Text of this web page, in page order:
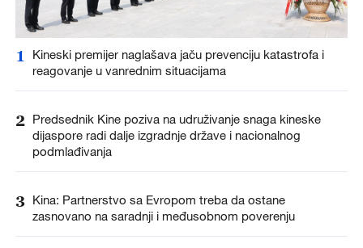
1
Kineski premijer naglašava jaču prevenciju katastrofa i
reagovanje u vanrednim situacijama
2 Predsednik Kine poziva na udruživanje snaga kineske
dijaspore radi dalje izgradnje države i nacionalnog
podmlađivanja
3 Kina: Partnerstvo sa Evropom treba da ostane
zasnovano na saradnji i međusobnom poverenju